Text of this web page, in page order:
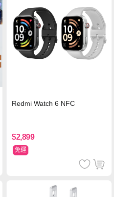
Redmi Watch 6 NFC
$2,899
免運